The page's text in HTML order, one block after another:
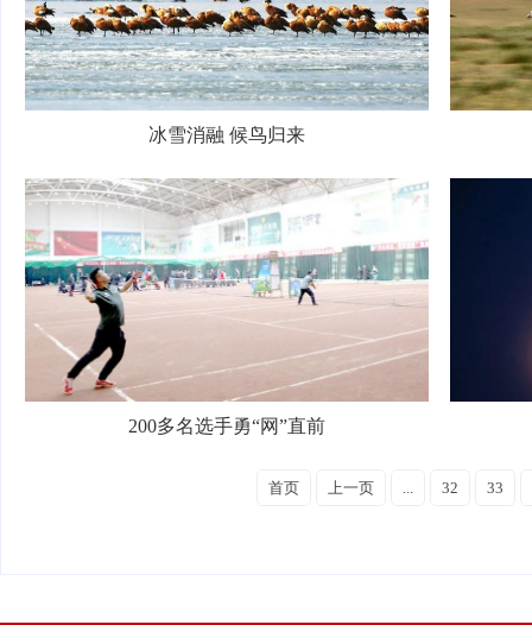
冰雪消融 候鸟归来
200多名选手勇“网”直前
首页 上一页 ... 32 33